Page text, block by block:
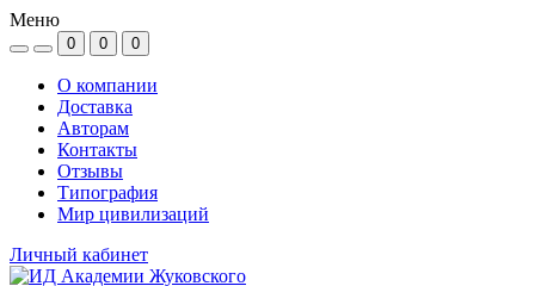
Меню
0 0 0
О компании
Доставка
Авторам
Контакты
Отзывы
Типография
Мир цивилизаций
Личный кабинет